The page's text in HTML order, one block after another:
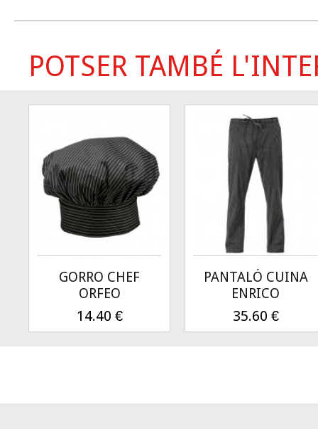
POTSER TAMBÉ
GORRO CHEF
ORFEO
14.40 €
PANTALÓ CUINA
ENRICO
35.60 €